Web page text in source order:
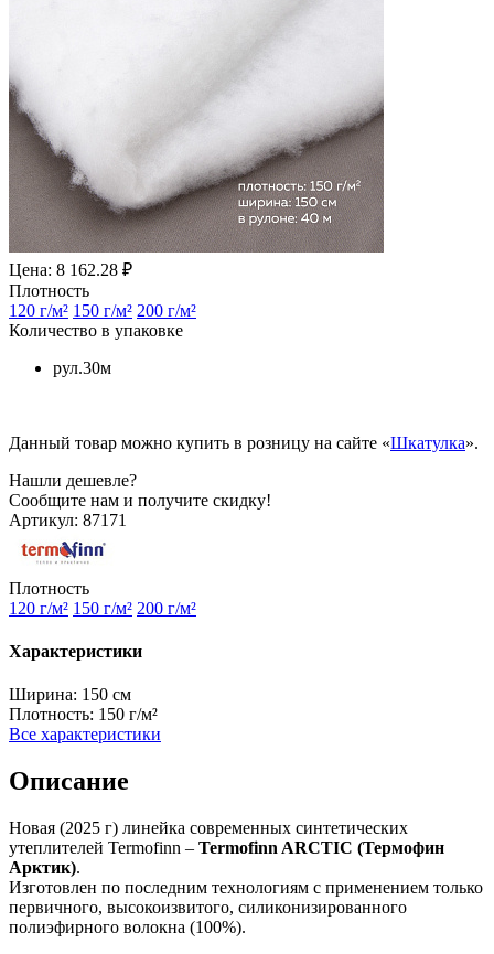
Цена: 8 162.28 ₽
Плотность
120 г/м² 150 г/м² 200 г/м²
Количество в упаковке
рул.30м
Данный товар можно купить в розницу на сайте «Шкатулка».
Нашли дешевле?
Сообщите нам и получите скидку!
Артикул: 87171
Плотность
120 г/м² 150 г/м² 200 г/м²
Характеристики
Ширина: 150 см
Плотность: 150 г/м²
Все характеристики
Описание
Новая (2025 г) линейка современных синтетических
утеплителей Termofinn – Termofinn ARCTIC (Термофин
Арктик).
Изготовлен по последним технологиям с применением только
первичного, высокоизвитого, силиконизированного
полиэфирного волокна (100%).